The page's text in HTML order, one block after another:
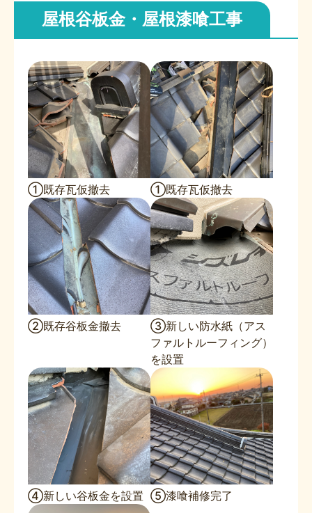
屋根谷板金・屋根漆喰工事
①既存瓦仮撤去 ①既存瓦仮撤去
②既存谷板金撤去
③新しい防水紙（アス
ファルトルーフィング）
を設置
④新しい谷板金を設置 ⑤漆喰補修完了